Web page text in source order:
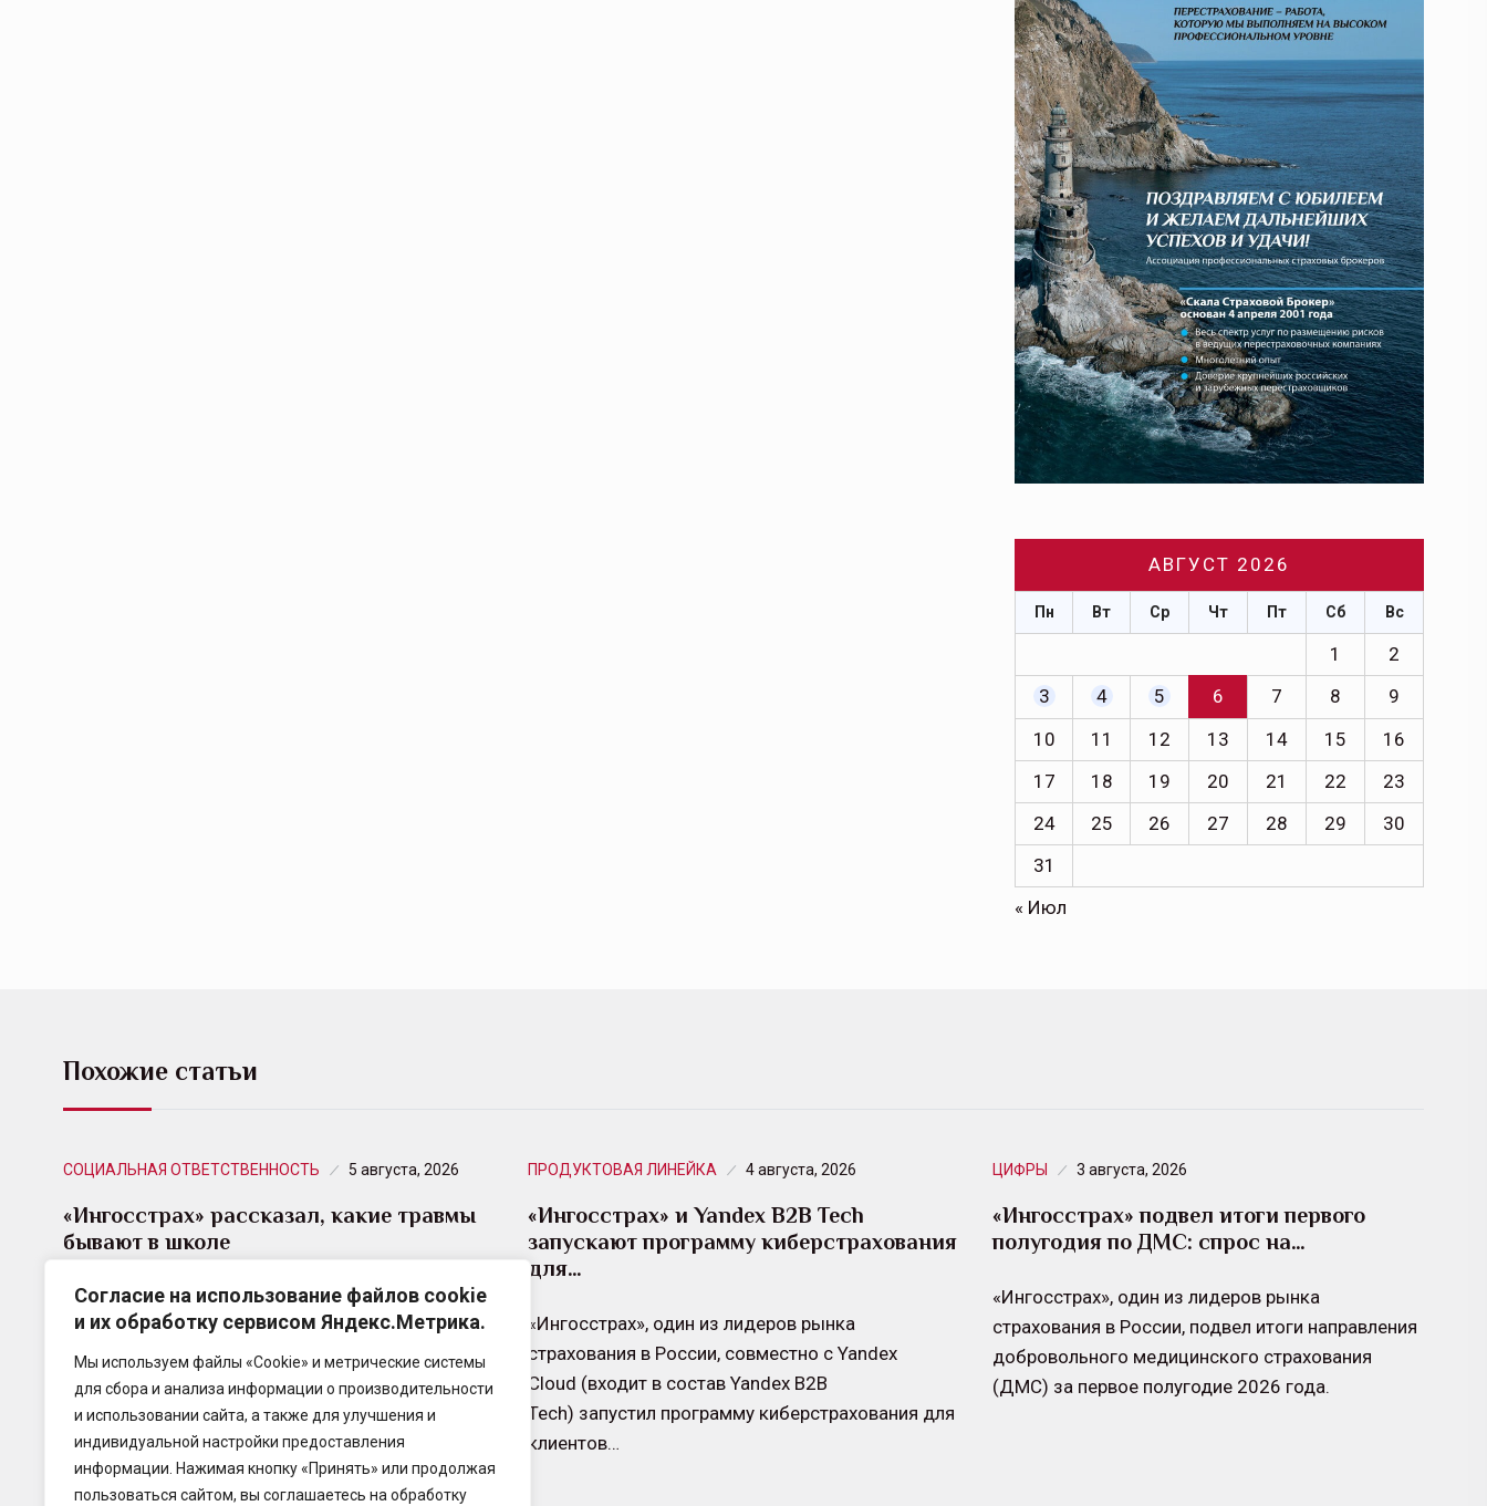
Согласие на использование файлов cookie
и их обработку сервисом Яндекс.Метрика.
Мы используем файлы «Cookie» и метрические системы
для сбора и анализа информации о производительности
и использовании сайта, а также для улучшения и
индивидуальной настройки предоставления
информации. Нажимая кнопку «Принять» или продолжая
пользоваться сайтом, вы соглашаетесь на обработку
АВГУСТ 2026
Пн Вт Ср Чт Пт Сб Вс
1
2
3
4 5 6 7 8
9
10
11 12 13 14 15
16
17
18 19 20 21 22
23
24
25 26 27 28 29
30
31
« Июл
Похожие статьи
СОЦИАЛЬНАЯ ОТВЕТСТВЕННОСТЬ 5 августа, 2026
«Ингосстрах» рассказал, какие травмы
бывают в школе
«Ингосстрах», один из лидеров рынка
страхования в России, подвел итоги
учебного года 2025/2026 года в сегменте
страхования детей от несчастных случаев.
ПРОДУКТОВАЯ ЛИНЕЙКА 4 августа, 2026
«Ингосстрах» и Yandex B2B Tech
запускают программу киберстрахования
для…
«Ингосстрах», один из лидеров рынка
страхования в России, совместно с Yandex
Cloud (входит в состав Yandex B2B
Tech) запустил программу киберстрахования для
клиентов…
ЦИФРЫ 3 августа, 2026
«Ингосстрах» подвел итоги первого
полугодия по ДМС: спрос на…
«Ингосстрах», один из лидеров рынка
страхования в России, подвел итоги направления
добровольного медицинского страхования
(ДМС) за первое полугодие 2026 года.